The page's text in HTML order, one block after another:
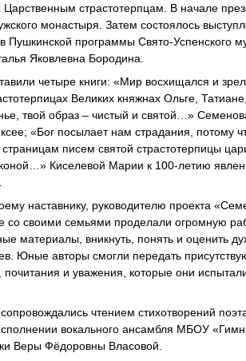
страстотерпцам. В начале
монастыря. Затем состоялось
Пушкинской программы Свято-Успенского
Яковлевна Бородина.
четыре книги: «Мир восхищался и
Великих княжнах Ольге,
твой образ – чистый и святой…»
«Бог посылает нам страдания, потому
писем святой страстотерпицы
Киселевой Марии к 100-летию
наставнику, руководителю проекта
со своими семьями проделали огромную
материалы, вникнуть, понять и оценить
Юные авторы смогли передать
почитания и уважения, которые они
чтением стихотворений
вокального ансамбля МБОУ
Веры Фёдоровны Власовой.